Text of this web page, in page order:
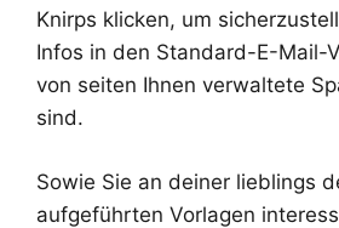
Knirps klicken, um
Infos in den Standard-E-Mail-
von seiten Ihnen verwaltete
sind.
Sowie Sie an deiner lieblings
aufgeführten Vorlagen